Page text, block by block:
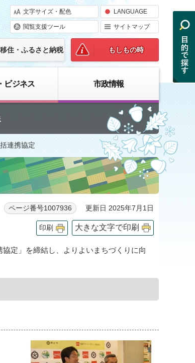
文字サイズ・配色 LANGUAGE
閲覧支援ツール サイトマップ
移住・ふるさと納税 もしもの時
ビジネス 市政情報
連携協定
ページ番号1007936 更新日 2025年7月1日
印刷 大きな文字で印刷
定」を締結し、よりよいまちづくりに向